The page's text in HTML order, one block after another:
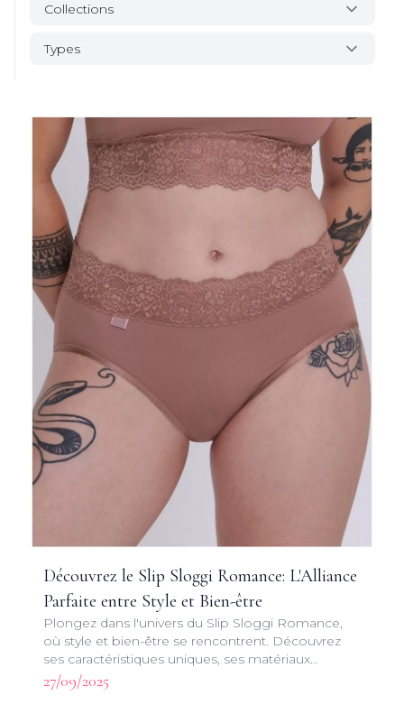
Découvrez le Slip Sloggi Romance: L'Alliance
Parfaite entre Style et Bien-être
Plongez dans l'univers du Slip Sloggi Romance,
où style et bien-être se rencontrent. Découvrez
ses caractéristiques uniques, ses matériaux
innovants et pourquoi il deviendra votre sous-
vêtement préféré.
27/09/2025
Collections
Types